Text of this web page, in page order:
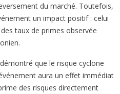
du marché. Toutefois,
un impact positif : celui
taux de primes observée
que le risque cyclone
aura un effet immédiat
des risques directement